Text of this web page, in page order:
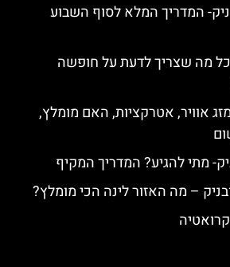
המדריך המלא לסוף השבוע
כל מה שצריך לדעת על חופשה
אוויר, אטרקציות, האם מומלץ,
מתי להגיע? המדריך המקיף
– מה האזור לינה הכי מומלץ?